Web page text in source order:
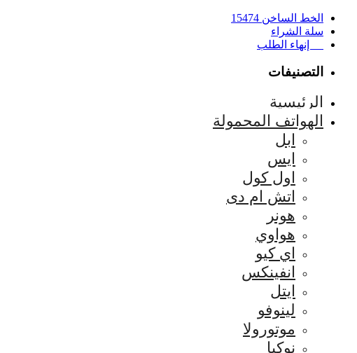
الخط الساخن 15474
سلة الشراء
إنهاء الطلب
التصنيفات
الرئيسية
الهواتف المحمولة
ابل
ايس
اول كول
اتش ام دى
هونر
هواوي
اي كيو
انفينكس
ايتل
لينوفو
موتورولا
نوكيا